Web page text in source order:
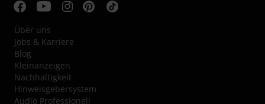
Über uns
Jobs & Karriere
Blog
Kleinanzeigen
Nachhaltigkeit
Hinweisgebersystem
Audio Professionell